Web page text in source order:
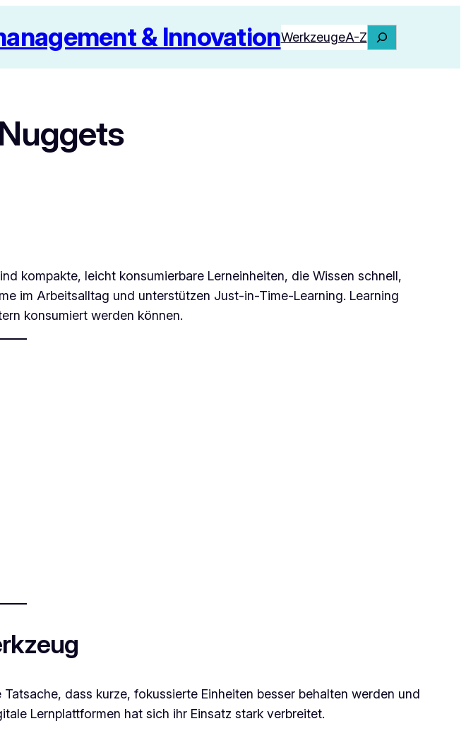
& InnovationWerkzeugeA-ZSuchen
kompakte, leicht konsumierbare Lerneinheiten, die Wissen schnell,
im Arbeitsalltag und unterstützen Just-in-Time-Learning. Learning
konsumiert werden können.
dass kurze, fokussierte Einheiten besser behalten werden und
Lernplattformen hat sich ihr Einsatz stark verbreitet.